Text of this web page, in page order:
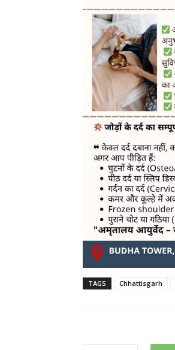
TAGS Chhattisgarh